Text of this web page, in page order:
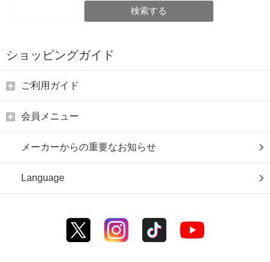
検索する
ショッピングガイド
ご利用ガイド
会員メニュー
メーカーからの重要なお知らせ
Language